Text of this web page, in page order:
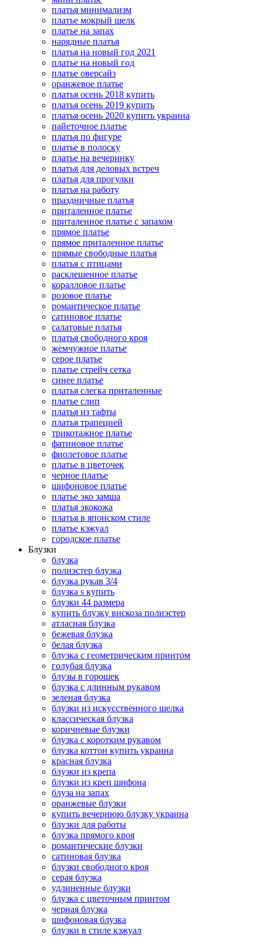
платья минимализм
платье мокрый шелк
платье на запах
нарядные платья
платья на новый год 2021
платье на новый год
платье оверсайз
оранжевое платье
платья осень 2018 купить
платья осень 2019 купить
платья осень 2020 купить украина
пайеточное платье
платья по фигуре
платье в полоску
платье на вечеринку
платья для деловых встреч
платья для прогулки
платья на работу
праздничные платья
приталенное платье
приталенное платье с запахом
прямое платье
прямое приталенное платье
прямые свободные платья
платья с птицами
расклешенное платье
коралловое платье
розовое платье
романтическое платье
сатиновое платье
салатовые платья
платья свободного кроя
жемчужное платье
серое платье
платье стрейч сетка
синее платье
платья слегка приталенные
платье слип
платья из тафты
платья трапецией
трикотажное платье
фатиновое платье
фиолетовое платье
платье в цветочек
черное платье
шифоновое платье
платье эко замша
платья экокожа
платья в японском стиле
платье кэжуал
городское платье
Блузки
блузка
полиэстер блузка
блузка рукав 3/4
блузка s купить
блузки 44 размера
купить блузку вискоза полиэстер
атласная блузка
бежевая блузка
белая блузка
блузка с геометрическим принтом
голубая блузка
блузы в горошек
блузка с длинным рукавом
зеленая блузка
блузки из искусственного шелка
классическая блузка
коричневые блузки
блузка с коротким рукавом
блузка коттон купить украина
красная блузка
блузки из крепа
блузки из креп шифона
блуза на запах
оранжевые блузки
купить вечернюю блузку украина
блузки для работы
блузка прямого кроя
романтические блузки
сатиновая блузка
блузки свободного кроя
серая блузка
удлиненные блузки
блузка с цветочным принтом
черная блузка
шифоновая блузка
блузки в стиле кэжуал